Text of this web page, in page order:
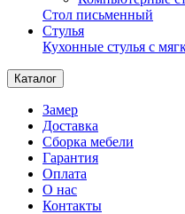
Стол письменный
Стулья
Кухонные стулья с
Каталог
Замер
Доставка
Сборка мебели
Гарантия
Оплата
О нас
Контакты